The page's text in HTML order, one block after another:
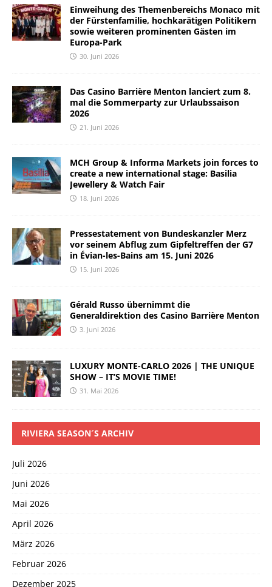
Einweihung des Themenbereichs Monaco mit
der Fürstenfamilie, hochkarätigen Politikern
sowie weiteren prominenten Gästen im
Europa-Park
30. Juni 2026
Das Casino Barrière Menton lanciert zum 8.
mal die Sommerparty zur Urlaubssaison
2026
21. Juni 2026
MCH Group & Informa Markets join forces to
create a new international stage: Basilia
Jewellery & Watch Fair
18. Juni 2026
Pressestatement von Bundeskanzler Merz
vor seinem Abflug zum Gipfeltreffen der G7
in Évian-les-Bains am 15. Juni 2026
15. Juni 2026
Gérald Russo übernimmt die
Generaldirektion des Casino Barrière Menton
3. Juni 2026
LUXURY MONTE-CARLO 2026 | THE UNIQUE
SHOW – IT’S MOVIE TIME!
31. Mai 2026
RIVIERA SEASON´S ARCHIV
Juli 2026
Juni 2026
Mai 2026
April 2026
März 2026
Februar 2026
Dezember 2025